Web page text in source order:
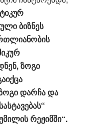
ბიზნეს
ზოგი
დარჩა და
რეჟიმში“.